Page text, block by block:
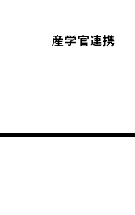
産学官連携